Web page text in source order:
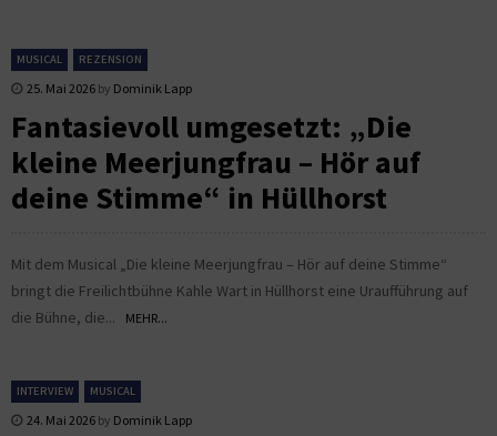
MUSICAL REZENSION
25. Mai 2026 by Dominik Lapp
Fantasievoll umgesetzt: „Die
kleine Meerjungfrau – Hör auf
deine Stimme“ in Hüllhorst
Mit dem Musical „Die kleine Meerjungfrau – Hör auf deine Stimme“
bringt die Freilichtbühne Kahle Wart in Hüllhorst eine Uraufführung auf
die Bühne, die...
MEHR...
INTERVIEW MUSICAL
24. Mai 2026 by Dominik Lapp